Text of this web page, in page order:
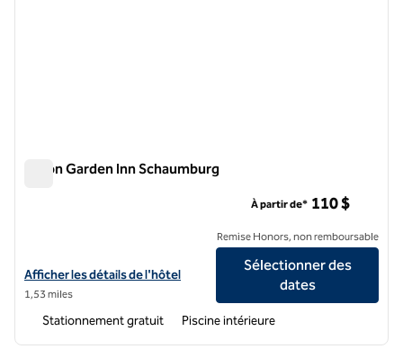
Hilton Garden Inn Schaumburg
Afficher les détails de l'hôtel Hilton Garden Inn Schaumburg
Afficher les détails de l'hôtel
1,53 miles
À partir de* 110 $
Remise Honors, non remboursable
Sélectionner des
dates
Stationnement gratuit Piscine intérieure